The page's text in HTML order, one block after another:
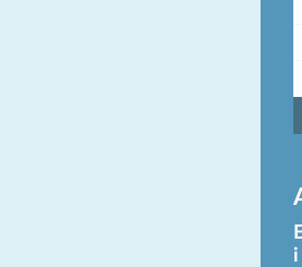
i